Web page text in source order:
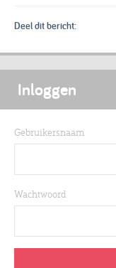
Deel dit bericht:
Inloggen
Gebruikersnaam
Wachtwoord